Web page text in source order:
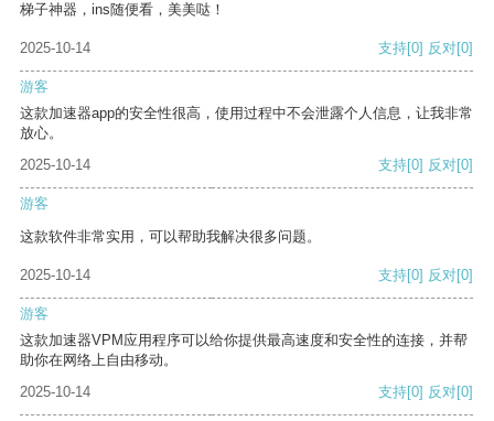
梯子神器，ins随便看，美美哒！
2025-10-14 支持[0] 反对[0]
游客
这款加速器app的安全性很高，使用过程中不会泄露个人信息，让我非常
放心。
2025-10-14
支持[0] 反对[0]
游客
这款软件非常实用，可以帮助我解决很多问题。
2025-10-14 支持[0] 反对[0]
游客
这款加速器VPM应用程序可以给你提供最高速度和安全性的连接，并帮
助你在网络上自由移动。
2025-10-14
支持[0] 反对[0]